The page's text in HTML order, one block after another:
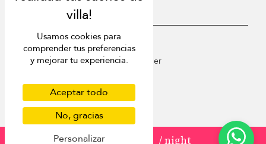
from2.464 USD / night
USD $ es Español
Copyright © 2026 St Barts Villa Finder
Privacy Policy
Cookies
Usamos cookies para
comprender tus preferencias
y mejorar tu experiencia.
Aceptar todo
No, gracias
Personalizar